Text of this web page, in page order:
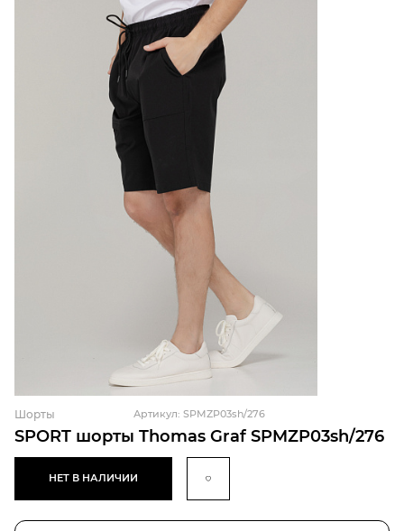
SPORT шорты Thomas Graf SPMZP03sh/276
Шорты Артикул: SPMZP03sh/276
НЕТ В НАЛИЧИИ